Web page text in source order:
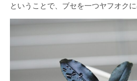
ということで、ブセを一つヤフオクに